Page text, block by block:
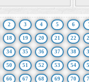
2 3 4 5 6
18 19 20 21 22
34 35 36 37 38
50 51 52 53 54
66 67 68 69 70